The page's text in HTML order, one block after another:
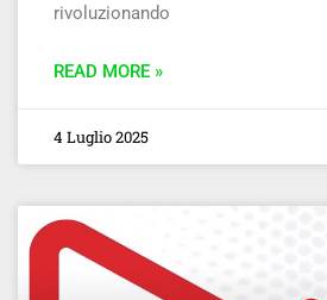
rivoluzionando
READ MORE »
4 Luglio 2025